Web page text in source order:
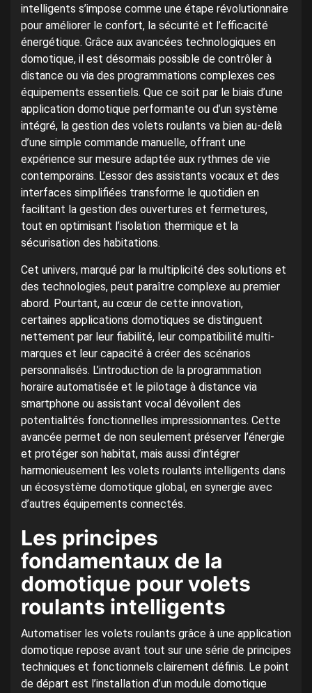
intelligents s’impose comme une étape révolutionnaire
pour améliorer le confort, la sécurité et l’efficacité
énergétique. Grâce aux avancées technologiques en
domotique, il est désormais possible de contrôler à
distance ou via des programmations complexes ces
équipements essentiels. Que ce soit par le biais d’une
application domotique performante ou d’un système
intégré, la gestion des volets roulants va bien au-delà
d’une simple commande manuelle, offrant une
expérience sur mesure adaptée aux rythmes de vie
contemporains. L’essor des assistants vocaux et des
interfaces simplifiées transforme le quotidien en
facilitant la gestion des ouvertures et fermetures,
tout en optimisant l’isolation thermique et la
sécurisation des habitations.
Cet univers, marqué par la multiplicité des solutions et
des technologies, peut paraître complexe au premier
abord. Pourtant, au cœur de cette innovation,
certaines applications domotiques se distinguent
nettement par leur fiabilité, leur compatibilité multi-
marques et leur capacité à créer des scénarios
personnalisés. L’introduction de la programmation
horaire automatisée et le pilotage à distance via
smartphone ou assistant vocal dévoilent des
potentialités fonctionnelles impressionnantes. Cette
avancée permet de non seulement préserver l’énergie
et protéger son habitat, mais aussi d’intégrer
harmonieusement les volets roulants intelligents dans
un écosystème domotique global, en synergie avec
d’autres équipements connectés.
Les principes
fondamentaux de la
domotique pour volets
roulants intelligents
Automatiser les volets roulants grâce à une application
domotique repose avant tout sur une série de principes
techniques et fonctionnels clairement définis. Le point
de départ est l’installation d’un module domotique